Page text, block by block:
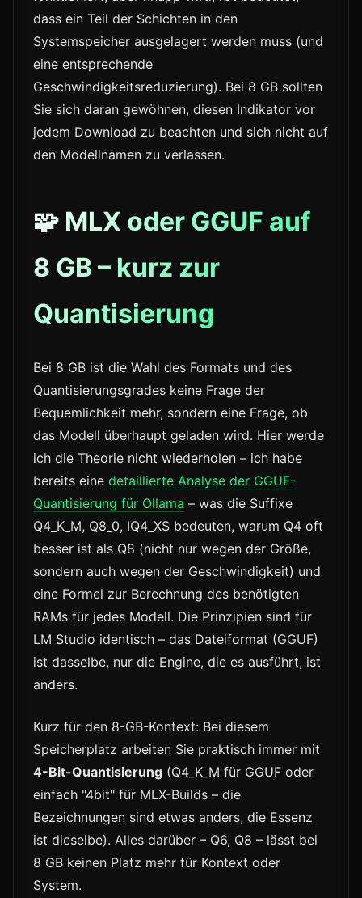
dass ein Teil der Schichten in den
Systemspeicher ausgelagert werden muss (und
eine entsprechende
Geschwindigkeitsreduzierung). Bei 8 GB sollten
Sie sich daran gewöhnen, diesen Indikator vor
jedem Download zu beachten und sich nicht auf
den Modellnamen zu verlassen.
🧩 MLX oder GGUF auf
8 GB – kurz zur
Quantisierung
Bei 8 GB ist die Wahl des Formats und des
Quantisierungsgrades keine Frage der
Bequemlichkeit mehr, sondern eine Frage, ob
das Modell überhaupt geladen wird. Hier werde
ich die Theorie nicht wiederholen – ich habe
bereits eine detaillierte Analyse der GGUF-
Quantisierung für Ollama – was die Suffixe
Q4_K_M, Q8_0, IQ4_XS bedeuten, warum Q4 oft
besser ist als Q8 (nicht nur wegen der Größe,
sondern auch wegen der Geschwindigkeit) und
eine Formel zur Berechnung des benötigten
RAMs für jedes Modell. Die Prinzipien sind für
LM Studio identisch – das Dateiformat (GGUF)
ist dasselbe, nur die Engine, die es ausführt, ist
anders.
Kurz für den 8-GB-Kontext: Bei diesem
Speicherplatz arbeiten Sie praktisch immer mit
4-Bit-Quantisierung (Q4_K_M für GGUF oder
einfach "4bit" für MLX-Builds – die
Bezeichnungen sind etwas anders, die Essenz
ist dieselbe). Alles darüber – Q6, Q8 – lässt bei
8 GB keinen Platz mehr für Kontext oder
System.